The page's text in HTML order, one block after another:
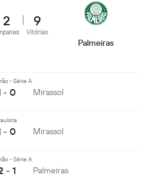
2 9
Vitórias
Palmeiras
- Série A
- 0 Mirassol
- 0 Mirassol
- Série A
- 1 Palmeiras